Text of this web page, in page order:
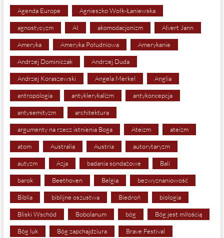
Agenda Europe Agnieszko Wołk-Łaniewska
agnostycyzm AI akomodacjonizm Alvert Jann
Ameryka Ameryka Południowa Amerykanie
Andrzej Dominiczak Andrzej Duda
Andrzej Koraszewski Angela Merkel Anglia
antropologia antyklerykalizm antykoncepcja
antysemityzm architektura
argumenty na rzecz istnienia Boga Ateizm ateizm
atom Australia Austria autorytaryzm
autyzm Azja badania sondażowe Bali
barok Beethoven Belgia bezwyznaniowość
Biblia biblijne oszustwa Biedroń biologia
Bliski Wschód Bobolanum bóg Bóg jest miłością
Bóg luk Bóg zapchajdziura Brave Festival